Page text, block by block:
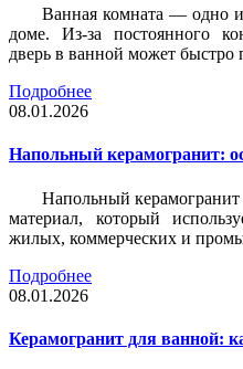
Ванная комната — одно
доме. Из-за постоянного
дверь в ванной может быстро
Подробнее
08.01.2026
Напольный керамогранит:
Напольный
материал, который
жилых, коммерческих и
Подробнее
08.01.2026
Керамогранит для ванной: